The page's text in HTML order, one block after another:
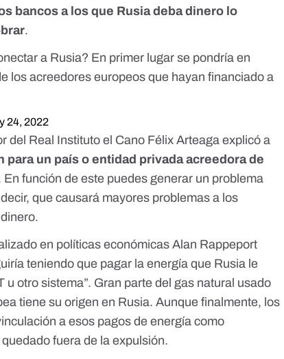
bancos a los que Rusia deba dinero lo
.
a Rusia? En primer lugar se pondría en
los acreedores europeos que hayan financiado a
24, 2022
del Real Instituto el Cano Félix Arteaga explicó a
para un país o entidad privada acreedora de
En función de este puedes generar un problema
que causará mayores problemas a los
en políticas económicas Alan Rappeport
teniendo que pagar la energía que Rusia le
u otro sistema”. Gran parte del gas natural usado
tiene su origen en Rusia. Aunque finalmente, los
a esos pagos de energía como
fuera de la expulsión.